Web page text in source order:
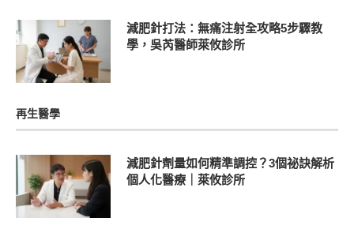
減肥針打法：無痛注射全攻略5步驟教
學，吳芮醫師萊攸診所
再生醫學
減肥針劑量如何精準調控？3個祕訣解析
個人化醫療｜萊攸診所